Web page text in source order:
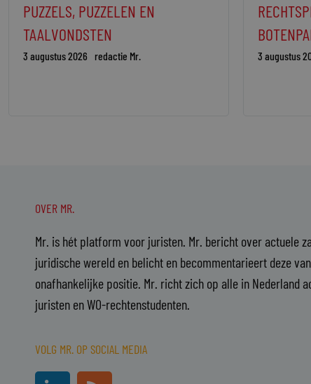
PUZZELS, PUZZELEN EN
TAALVONDSTEN
3 augustus 2026 redactie Mr. 3 augustus
OVER MR.
Mr. is hét platform voor juristen. Mr. bericht over actuele
juridische wereld en belicht en becommentarieert deze
onafhankelijke positie. Mr. richt zich op alle in Nederland
juristen en WO-rechtenstudenten.
VOLG MR. OP SOCIAL MEDIA
L R